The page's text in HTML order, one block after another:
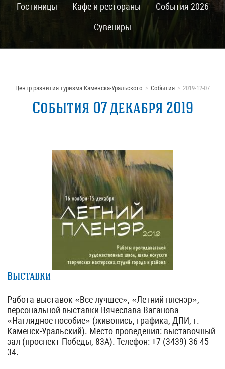
Гостиницы
Кафе и рестораны
События-2026
Сувениры
Центр развития туризма Каменска-Уральского События 2019-12-07
События 07 декабря 2019
Выставки
Работа выставок «Все лучшее», «Летний пленэр»,
персональной выставки Вячеслава Ваганова
«Наглядное пособие» (живопись, графика, ДПИ, г.
Каменск-Уральский). Место проведения: выставочный
зал (проспект Победы, 83А). Телефон: +7 (3439) 36-45-
34.